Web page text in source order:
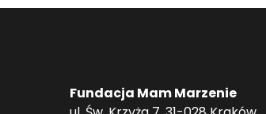
Fundacja Mam Marzenie